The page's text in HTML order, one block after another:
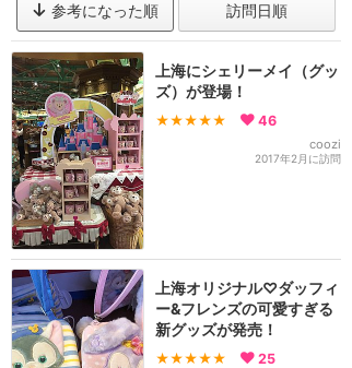
参考になった順 訪問日順
上海にシェリーメイ（グッ
ズ）が登場！
★★★★★ 46
coozi
2017年2月に訪問
上海オリジナル♡ダッフィ
ー&フレンズの可愛すぎる
新グッズが発売！
★★★★★ 25